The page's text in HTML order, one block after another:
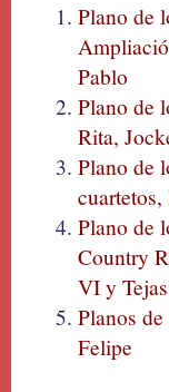
Plano de
Pablo
Plano de
Rita,
Plano de
Plano de
Country
VI y
Planos
Felipe